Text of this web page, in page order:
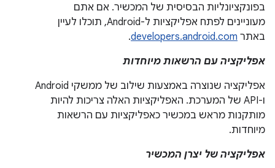
בפונקציונליות הבסיסית של המכשיר. אם אתם
מעוניינים לפתח אפליקציות ל-Android, תוכלו לעיין
באתר developers.android.com
.
אפליקציה עם הרשאות מיוחדות
אפליקציה שנוצרה באמצעות שילוב של ממשקי Android
ו-API של המערכת. האפליקציות האלה צריכות להיות
מותקנות מראש במכשיר כאפליקציות עם הרשאות
מיוחדות.
אפליקציה של יצרן המכשיר